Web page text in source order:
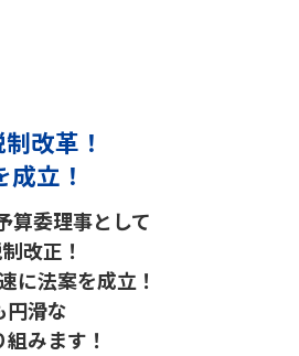
改革！
立！
算委理事として
改正！
に法案を成立！
円滑な
みます！